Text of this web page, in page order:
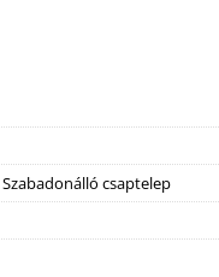
Szabadonálló csaptelep